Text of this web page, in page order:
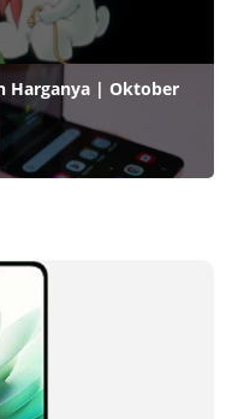
Harganya | Oktober